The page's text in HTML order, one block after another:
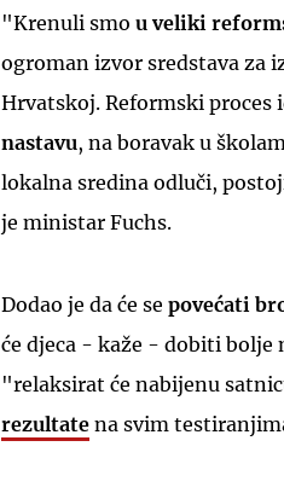
"Krenuli smo u veliki
ogroman izvor sredstava za
Hrvatskoj. Reformski proces
nastavu, na boravak u
lokalna sredina odluči,
je ministar Fuchs.
Dodao je da će se povećati
će djeca - kaže - dobiti bolje
"relaksirat će nabijenu
rezultate na svim